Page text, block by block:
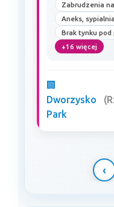
Zabrudzenia
Aneks, sypialnia
Brak tynku pod
+16 więcej
🏢
Dworzysko
Park
‹